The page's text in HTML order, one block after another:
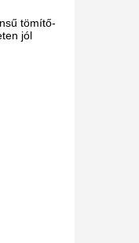
tömítő-
jól